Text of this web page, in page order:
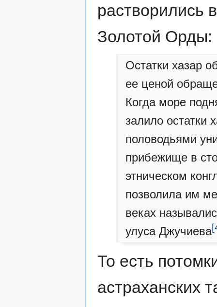
растворились
Золотой Орды:
Остатки хазар
ее ценой
Когда море
залило остатки
половодьями
прибежище в
этническом
позволила им
веках
улуса Джучиева
То есть
астраханских